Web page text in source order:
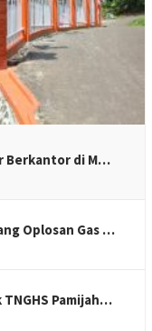
Berkantor di M…
Oplosan Gas …
TNGHS Pamijah…